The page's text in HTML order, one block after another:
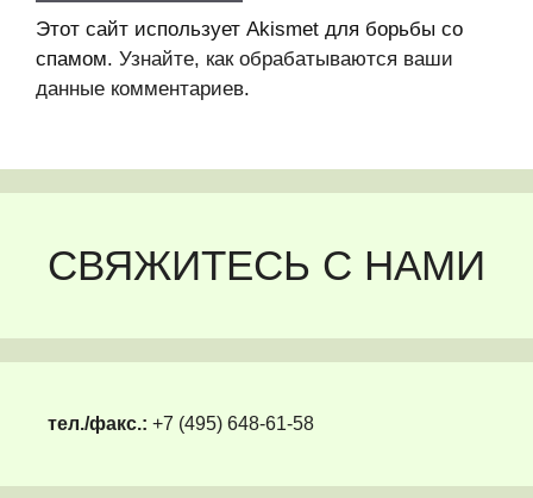
Этот сайт использует Akismet для борьбы со
спамом. Узнайте, как обрабатываются ваши
данные комментариев.
СВЯЖИТЕСЬ С НАМИ
тел./факс.: +7 (495) 648-61-58